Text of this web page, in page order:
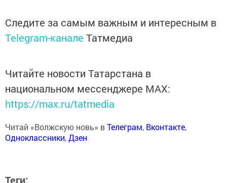
Следите за самым важным и интересным в
Telegram-канале Татмедиа
Читайте новости Татарстана в
национальном мессенджере MАХ:
https://max.ru/tatmedia
Читай «Волжскую новь» вТелеграм, Вконтакте,
Одноклассники,Дзен
Теги: